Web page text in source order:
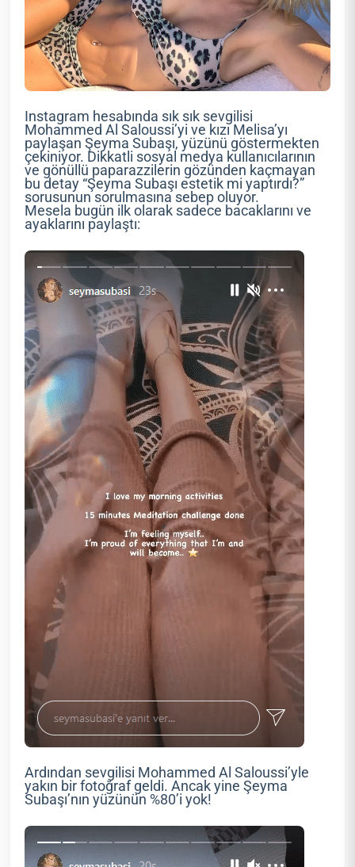
Instagram hesabında sık sık sevgilisi
Mohammed Al Saloussi’yi ve kızı Melisa’yı
paylaşan Şeyma Subaşı, yüzünü göstermekten
çekiniyor. Dikkatli sosyal medya kullanıcılarının
ve gönüllü paparazzilerin gözünden kaçmayan
bu detay “Şeyma Subaşı estetik mi yaptırdı?”
sorusunun sorulmasına sebep oluyor.
Mesela bugün ilk olarak sadece bacaklarını ve
ayaklarını paylaştı:
Ardından sevgilisi Mohammed Al Saloussi’yle
yakın bir fotoğraf geldi. Ancak yine Şeyma
Subaşı’nın yüzünün %80’i yok!